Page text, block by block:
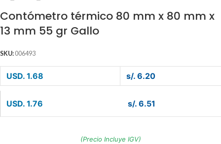
Contómetro térmico 80 mm x 80 mm x
13 mm 55 gr Gallo
SKU: 006493
USD. 1.68 s/. 6.20
USD. 1.76 s/. 6.51
(Precio Incluye IGV)